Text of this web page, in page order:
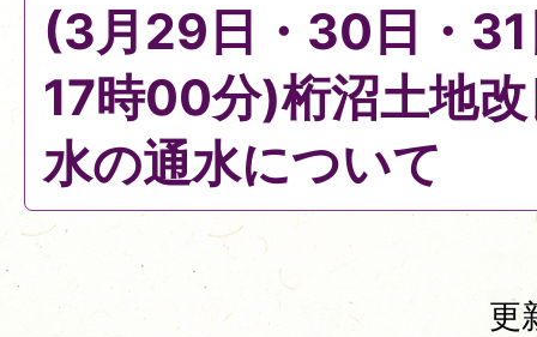
(3月29日・30日・
17時00分)桁沼土地
水の通水について
更